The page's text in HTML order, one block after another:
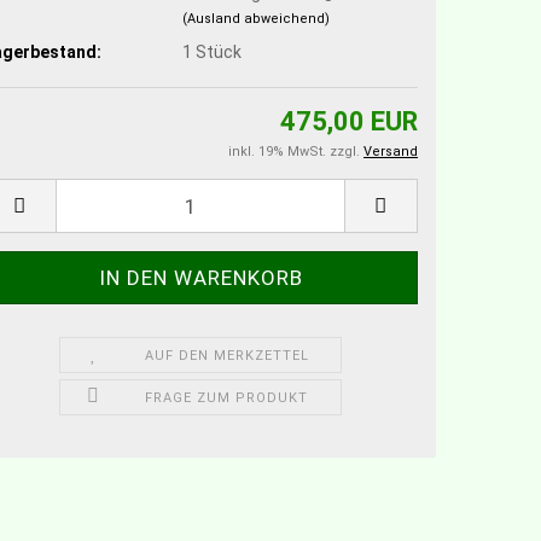
(Ausland abweichend)
1 Stück
475,00 EUR
inkl. 19% MwSt. zzgl. Versand
AUF DEN MERKZETTEL
FRAGE ZUM PRODUKT